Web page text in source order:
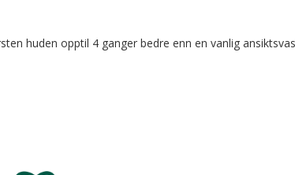
huden opptil 4 ganger bedre enn en vanlig